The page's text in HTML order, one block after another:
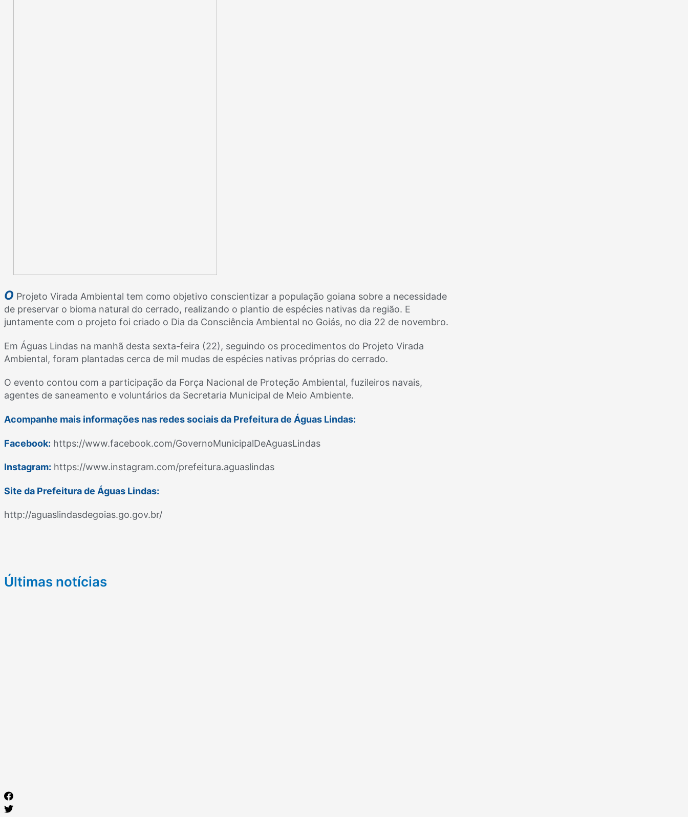
O Projeto Virada Ambiental tem como objetivo conscientizar a população goiana sobre a necessidade
de preservar o bioma natural do cerrado, realizando o plantio de espécies nativas da região. E
juntamente com o projeto foi criado o Dia da Consciência Ambiental no Goiás, no dia 22 de novembro.
Em Águas Lindas na manhã desta sexta-feira (22), seguindo os procedimentos do Projeto Virada
Ambiental, foram plantadas cerca de mil mudas de espécies nativas próprias do cerrado.
O evento contou com a participação da Força Nacional de Proteção Ambiental, fuzileiros navais,
agentes de saneamento e voluntários da Secretaria Municipal de Meio Ambiente.
Acompanhe mais informações nas redes sociais da Prefeitura de Águas Lindas:
Facebook: https://www.facebook.com/GovernoMunicipalDeAguasLindas
Instagram: https://www.instagram.com/prefeitura.aguaslindas
Site da Prefeitura de Águas Lindas:
http://aguaslindasdegoias.go.gov.br/
Últimas notícias